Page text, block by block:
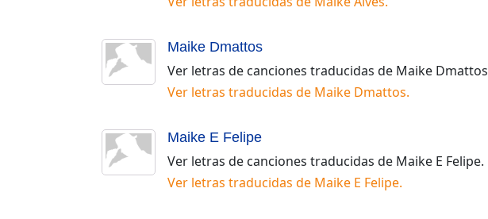
Maike Dmattos
Ver letras de canciones traducidas de Maike Dmattos
Ver letras traducidas de Maike Dmattos.
Maike E Felipe
Ver letras de canciones traducidas de Maike E Felipe.
Ver letras traducidas de Maike E Felipe.